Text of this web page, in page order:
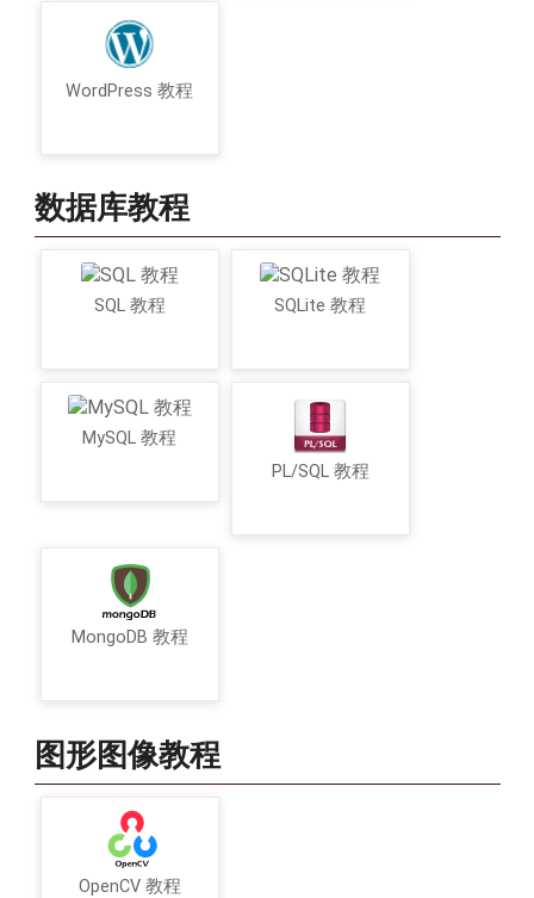
WordPress 教程
数据库教程
SQL 教程 SQLite 教程
MySQL 教程
PL/SQL 教程
MongoDB 教程
图形图像教程
OpenCV 教程